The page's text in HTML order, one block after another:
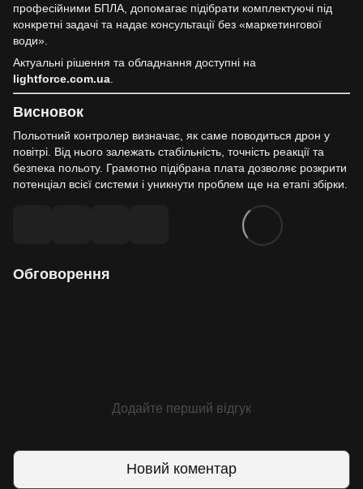
професійними БПЛА, допомагає підібрати комплектуючі під
конкретні задачі та надає консультації без «маркетингової
води».
Актуальні рішення та обладнання доступні на
lightforce.com.ua.
Висновок
Польотний контролер визначає, як саме поводиться дрон у
повітрі. Від нього залежать стабільність, точність реакції та
безпека польоту. Грамотно підібрана плата дозволяє розкрити
потенціал всієї системи і уникнути проблем ще на етапі збірки.
Обговорення
Додайте перший відгук
Новий коментар